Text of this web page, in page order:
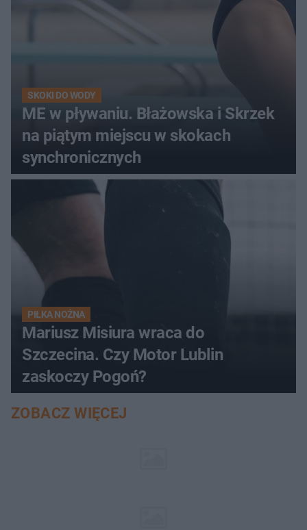
SKOKI DO WODY
ME w pływaniu. Błażowska i Skrzek
na piątym miejscu w skokach
synchronicznych
PIŁKA NOŻNA
Mariusz Misiura wraca do
Szczecina. Czy Motor Lublin
zaskoczy Pogoń?
ZOBACZ WIĘCEJ